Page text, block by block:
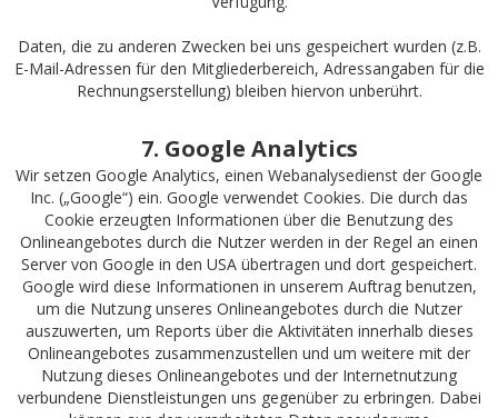
Daten, die zu anderen Zwecken bei uns gespeichert wurden (z.B.
E-Mail-Adressen für den Mitgliederbereich, Adressangaben für die
Rechnungserstellung) bleiben hiervon unberührt.
7. Google Analytics
Wir setzen Google Analytics, einen Webanalysedienst der Google
Inc. („Google“) ein. Google verwendet Cookies. Die durch das
Cookie erzeugten Informationen über die Benutzung des
Onlineangebotes durch die Nutzer werden in der Regel an einen
Server von Google in den USA übertragen und dort gespeichert.
Google wird diese Informationen in unserem Auftrag benutzen,
um die Nutzung unseres Onlineangebotes durch die Nutzer
auszuwerten, um Reports über die Aktivitäten innerhalb dieses
Onlineangebotes zusammenzustellen und um weitere mit der
Nutzung dieses Onlineangebotes und der Internetnutzung
verbundene Dienstleistungen uns gegenüber zu erbringen. Dabei